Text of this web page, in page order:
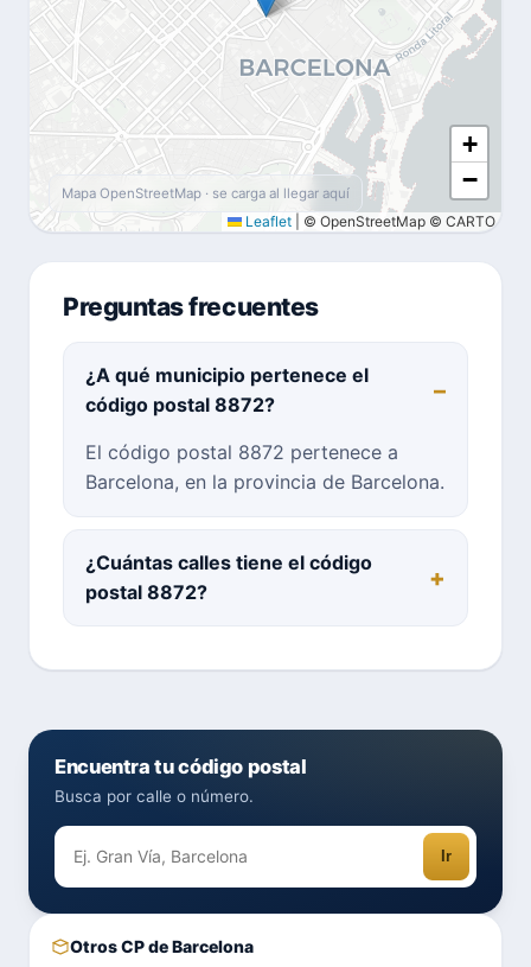
+
−
Leaflet © OpenStreetMap © CARTO
Mapa OpenStreetMap · se carga al llegar aquí
Preguntas frecuentes
¿A qué municipio pertenece el
código postal 8872?
El código postal 8872 pertenece a
Barcelona, en la provincia de Barcelona.
¿Cuántas calles tiene el código
postal 8872?
Encuentra tu código postal
Busca por calle o número.
Ir
Otros CP de Barcelona